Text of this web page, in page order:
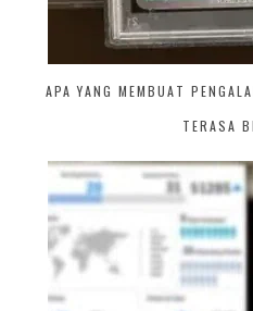
APA YANG MEMBUAT
TERASA